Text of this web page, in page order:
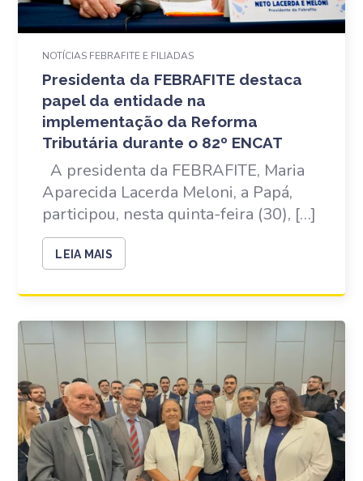
NOTÍCIAS FEBRAFITE E FILIADAS
Presidenta da FEBRAFITE destaca
papel da entidade na
implementação da Reforma
Tributária durante o 82º ENCAT
A presidenta da FEBRAFITE, Maria
Aparecida Lacerda Meloni, a Papá,
participou, nesta quinta-feira (30), […]
LEIA MAIS